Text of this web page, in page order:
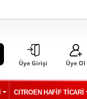
Üye Girişi Üye Ol
CITROEN HAFİF TİCARİ